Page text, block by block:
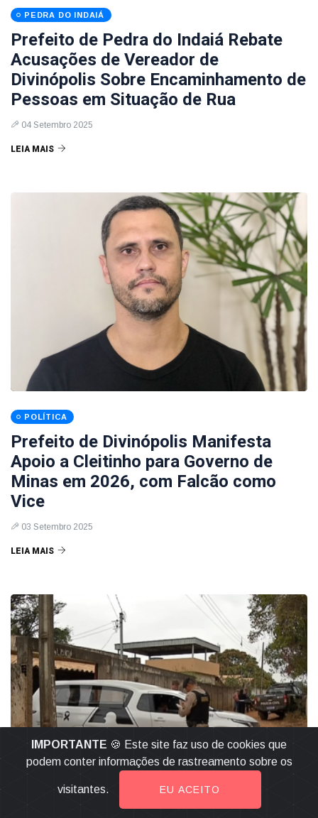
PEDRA DO INDAIÁ
Prefeito de Pedra do Indaiá Rebate
Acusações de Vereador de
Divinópolis Sobre Encaminhamento de
Pessoas em Situação de Rua
04 Setembro 2025
LEIA MAIS
POLÍTICA
Prefeito de Divinópolis Manifesta
Apoio a Cleitinho para Governo de
Minas em 2026, com Falcão como
Vice
03 Setembro 2025
LEIA MAIS
IMPORTANTE 🍪 Este site faz uso de cookies que
podem conter informações de rastreamento sobre os
visitantes. EU ACEITO